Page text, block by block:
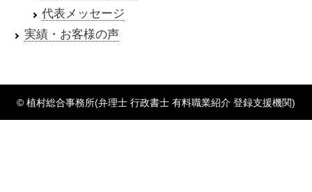
代表メッセージ
実績・お客様の声
© 植村総合事務所(弁理士 行政書士 有料職業紹介 登録支援機関)